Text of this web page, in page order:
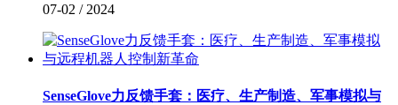
07-02 / 2024
SenseGlove力反馈手套：医疗、生产制造、军事模拟与